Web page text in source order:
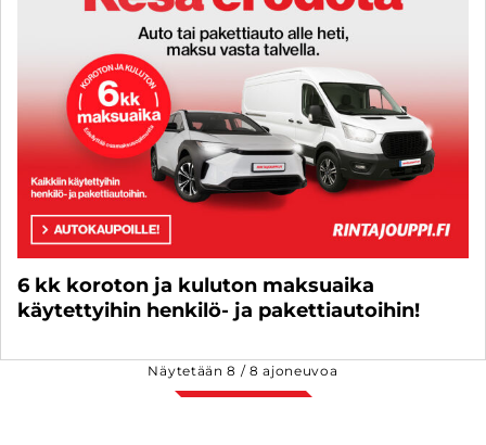
6 kk koroton ja kuluton maksuaika
käytettyihin henkilö- ja pakettiautoihin!
Näytetään8 /8 ajoneuvoa